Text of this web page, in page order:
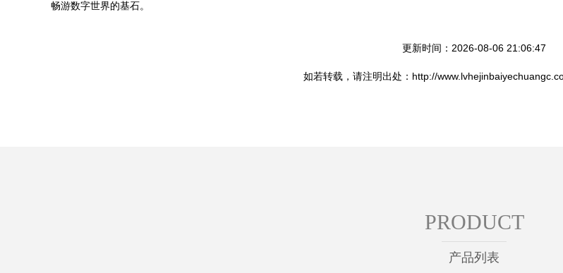
畅游数字世界的基石。
更新时间：2026-08-06 21:06:47
如若转载，请注明出处：http://
PRODUCT
产品列表